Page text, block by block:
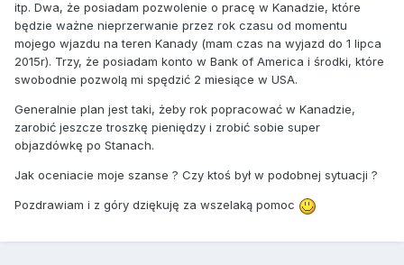
itp. Dwa, że posiadam pozwolenie o pracę w Kanadzie, które
będzie ważne nieprzerwanie przez rok czasu od momentu
mojego wjazdu na teren Kanady (mam czas na wyjazd do 1 lipca
2015r). Trzy, że posiadam konto w Bank of America i środki, które
swobodnie pozwolą mi spędzić 2 miesiące w USA.
Generalnie plan jest taki, żeby rok popracować w Kanadzie,
zarobić jeszcze troszkę pieniędzy i zrobić sobie super
objazdówkę po Stanach.
Jak oceniacie moje szanse ? Czy ktoś był w podobnej sytuacji ?
Pozdrawiam i z góry dziękuję za wszelaką pomoc